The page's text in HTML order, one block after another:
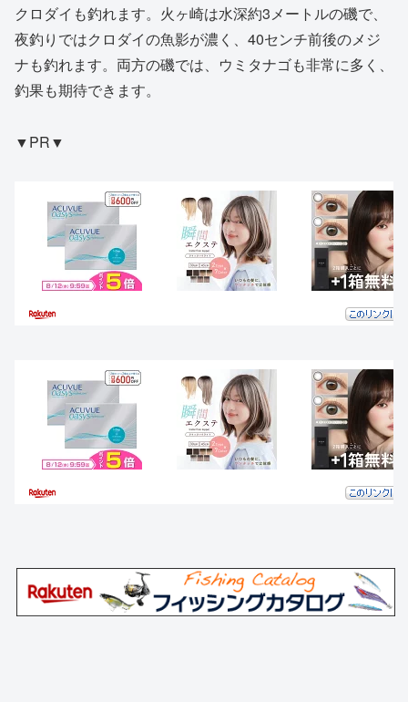
クロダイも釣れます。火ヶ崎は水深約3メートルの磯で、
夜釣りではクロダイの魚影が濃く、40センチ前後のメジ
ナも釣れます。両方の磯では、ウミタナゴも非常に多く、
釣果も期待できます。
▼PR▼